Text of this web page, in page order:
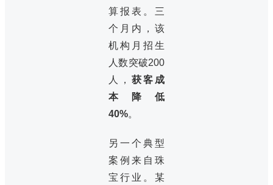
算报表。三
个月内，该
机构月招生
人数突破200
人， 获客成
本降低
40%。
另一个典型
案例来自珠
宝行业。某